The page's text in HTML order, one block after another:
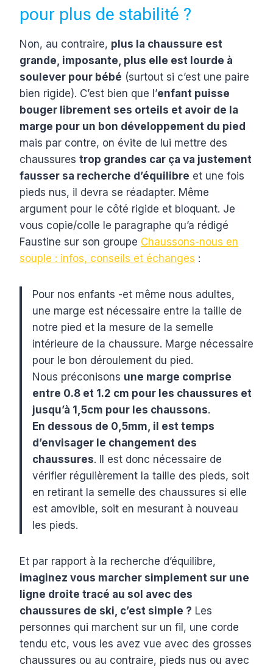
pour plus de stabilité ?
Non, au contraire, plus la chaussure est
grande, imposante, plus elle est lourde à
soulever pour bébé (surtout si c’est une paire
bien rigide). C’est bien que l’enfant puisse
bouger librement ses orteils et avoir de la
marge pour un bon développement du pied
mais par contre, on évite de lui mettre des
chaussures trop grandes car ça va justement
fausser sa recherche d’équilibre et une fois
pieds nus, il devra se réadapter. Même
argument pour le côté rigide et bloquant. Je
vous copie/colle le paragraphe qu’a rédigé
Faustine sur son groupe Chaussons-nous en
souple : infos, conseils et échanges :
Pour nos enfants -et même nous adultes,
une marge est nécessaire entre la taille de
notre pied et la mesure de la semelle
intérieure de la chaussure. Marge nécessaire
pour le bon déroulement du pied.
Nous préconisons une marge comprise
entre 0.8 et 1.2 cm pour les chaussures et
jusqu’à 1,5cm pour les chaussons.
En dessous de 0,5mm, il est temps
d’envisager le changement des
chaussures. Il est donc nécessaire de
vérifier régulièrement la taille des pieds, soit
en retirant la semelle des chaussures si elle
est amovible, soit en mesurant à nouveau
les pieds.
Et par rapport à la recherche d’équilibre,
imaginez vous marcher simplement sur une
ligne droite tracé au sol avec des
chaussures de ski, c’est simple ? Les
personnes qui marchent sur un fil, une corde
tendu etc, vous les avez vue avec des grosses
chaussures ou au contraire, pieds nus ou avec